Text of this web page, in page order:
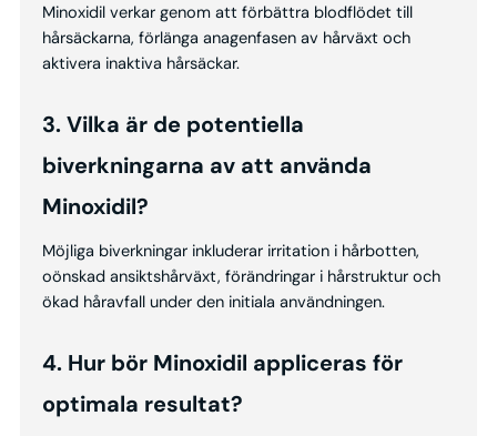
Minoxidil verkar genom att förbättra blodflödet till
hårsäckarna, förlänga anagenfasen av hårväxt och
aktivera inaktiva hårsäckar.
3. Vilka är de potentiella
biverkningarna av att använda
Minoxidil?
Möjliga biverkningar inkluderar irritation i hårbotten,
oönskad ansiktshårväxt, förändringar i hårstruktur och
ökad håravfall under den initiala användningen.
4. Hur bör Minoxidil appliceras för
optimala resultat?